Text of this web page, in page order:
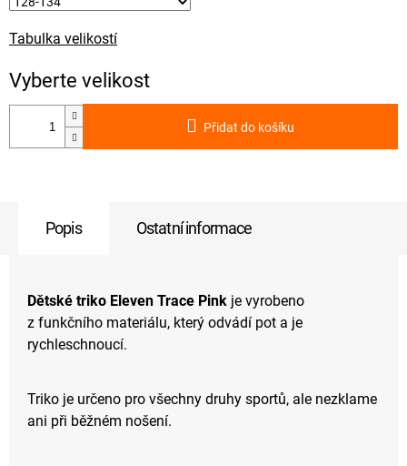
Tabulka velikostí
Přidat do košíku
Popis Ostatní informace
Dětské triko Eleven Trace Pink je vyrobeno
z funkčního materiálu, který odvádí pot a je
rychleschnoucí.
Triko je určeno pro všechny druhy sportů, ale nezklame
ani při běžném nošení.